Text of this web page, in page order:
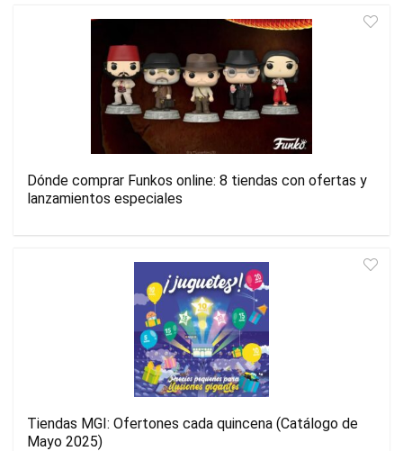
Dónde comprar Funkos online: 8 tiendas con ofertas y
lanzamientos especiales
Tiendas MGI: Ofertones cada quincena (Catálogo de
Mayo 2025)